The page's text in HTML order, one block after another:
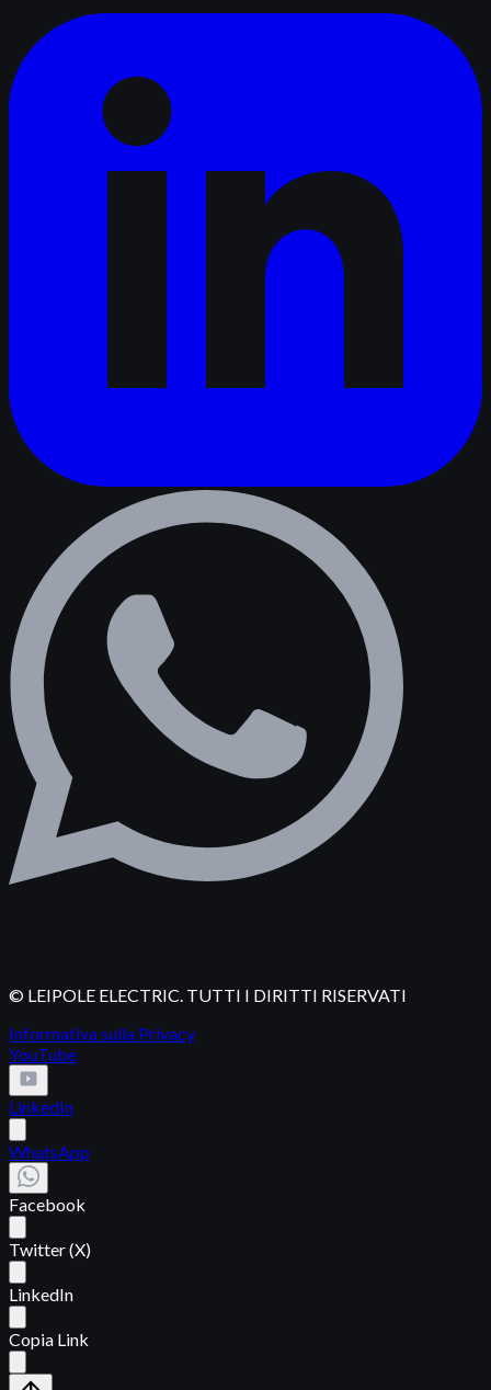
© LEIPOLE ELECTRIC. TUTTI I DIRITTI RISERVATI
Informativa sulla Privacy
YouTube
LinkedIn
WhatsApp
Facebook
Twitter (X)
LinkedIn
Copia Link